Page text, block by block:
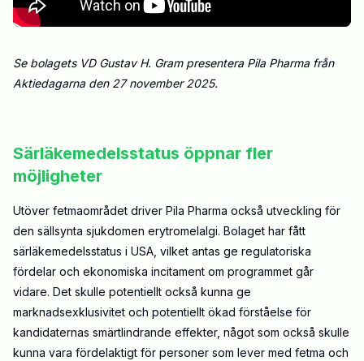
Se bolagets VD Gustav H. Gram presentera Pila Pharma från
Aktiedagarna den 27 november 2025.
Särläkemedelsstatus öppnar fler
möjligheter
Utöver fetmaområdet driver Pila Pharma också utveckling för
den sällsynta sjukdomen erytromelalgi. Bolaget har fått
särläkemedelsstatus i USA, vilket antas ge regulatoriska
fördelar och ekonomiska incitament om programmet går
vidare. Det skulle potentiellt också kunna ge
marknadsexklusivitet och potentiellt ökad förståelse för
kandidaternas smärtlindrande effekter, något som också skulle
kunna vara fördelaktigt för personer som lever med fetma och